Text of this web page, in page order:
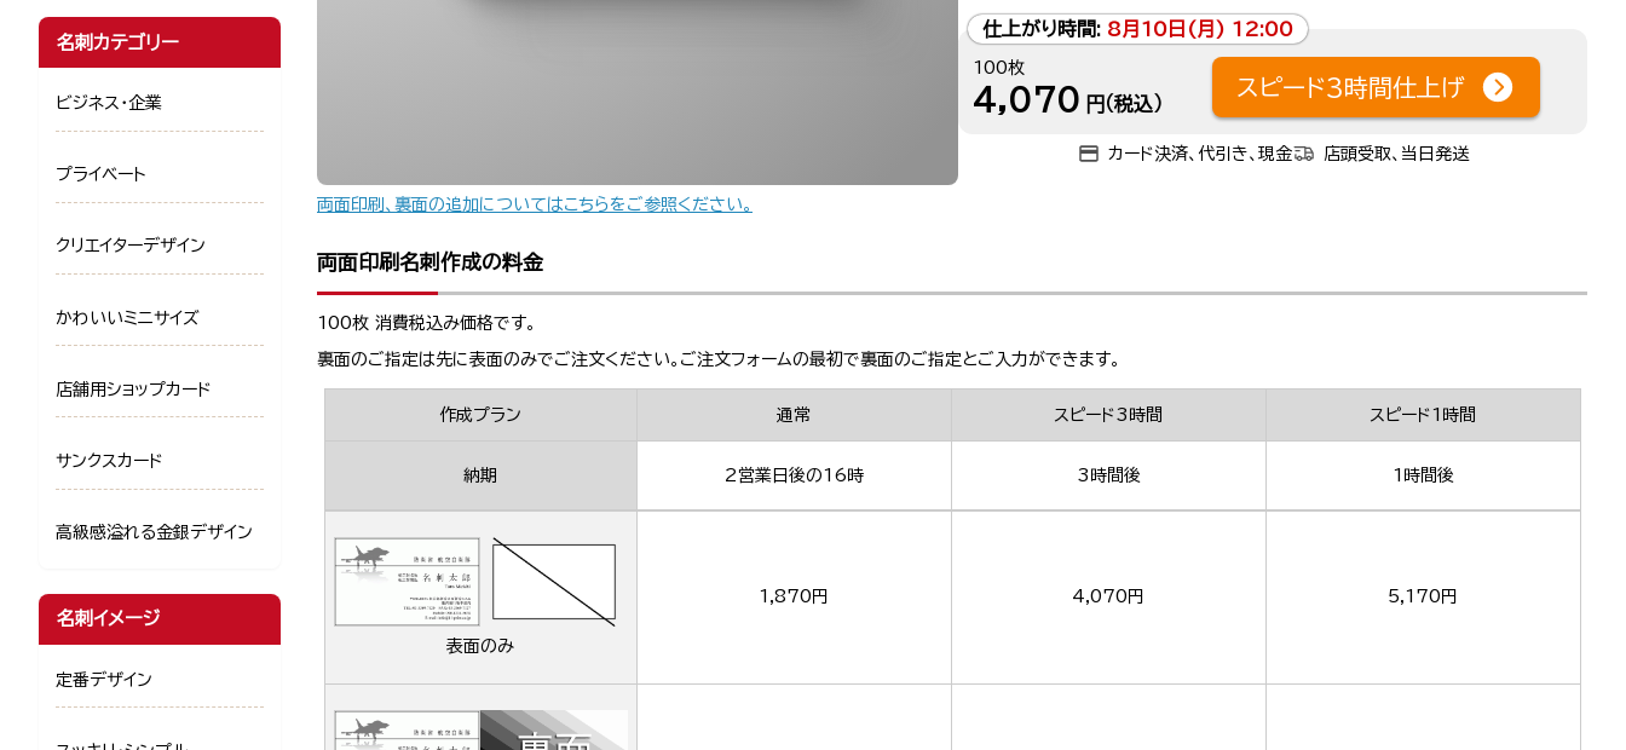
仕上がり時間: 8月10日(月) 12:00
100枚
4,070 円（税込）
スピード3時間仕上げ
カード決済、代引き、現金 店頭受取、当日発送
両面印刷、裏面の追加についてはこちらをご参照ください。
両面印刷名刺作成の料金
100枚 消費税込み価格です。
裏面のご指定は先に表面のみでご注文ください。ご注文フォームの最初で裏面のご指定とご入力ができます。
作成プラン 通常 スピード3時間 スピード1時間
納期 2営業日後の16時 3時間後 1時間後
表面のみ
1,870円 4,070円 5,170円
名刺カテゴリー
ビジネス・企業
プライベート
クリエイターデザイン
かわいいミニサイズ
店舗用ショップカード
サンクスカード
高級感溢れる金銀デザイン
名刺イメージ
定番デザイン